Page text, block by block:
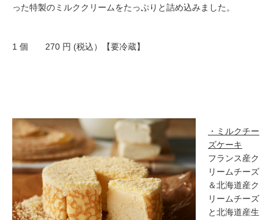
った特製のミルククリームをたっぷりと詰め込みました。
1 個 270 円 (税込）【要冷蔵】
・ミルクチー
ズケーキ
フランス産ク
リームチーズ
＆北海道産ク
リームチーズ
と北海道産生